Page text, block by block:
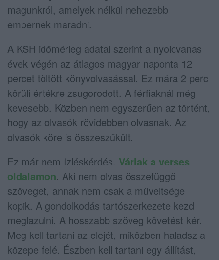
magunkról, amelyek nélkül nehezebb
embernek maradni.
A KSH időmérleg adatai szerint a nyolcvanas
évek végén az átlagos magyar naponta 12
percet töltött könyvolvasással. Ez mára 2 perc
körüli értékre zsugorodott. A férfiaknál még
kevesebb. Közben nem egyszerűen az történt,
hogy az olvasók rövidebben olvasnak. Az
olvasók köre is összeszűkült.
Ez már nem ízléskérdés. Várlak a verses
oldalamon. Aki nem olvas összefüggő
szöveget, annak nem csak a műveltsége
kopik. A gondolkodás tartószerkezete kezd
meglazulni. A hosszabb szöveg követést kér.
Meg kell tartani az elejét, miközben haladsz a
közepe felé. Észben kell tartani egy állítást,